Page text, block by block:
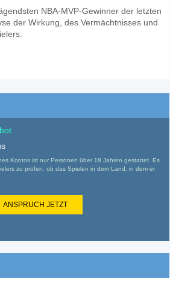
NBA-MVP-Gewinner der letzten
der Wirkung, des Vermächtnisses und
Kontos ist nur Personen über 18 Jahren gestattet. Es
zu prüfen, ob das Spielen in dem Land, in dem er
ANSPRUCH JETZT